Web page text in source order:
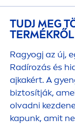
TUDJ MEG
TERMÉKRŐL
Ragyogj az új,
Radírozás és
ajkakért. A
biztosítják,
olvadni
kapunk, amit